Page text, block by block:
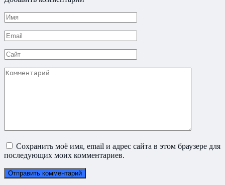
Имя
*
Email
*
Сайт
Комментарий
Сохранить моё имя, email и адрес сайта в этом браузере для
последующих моих комментариев.